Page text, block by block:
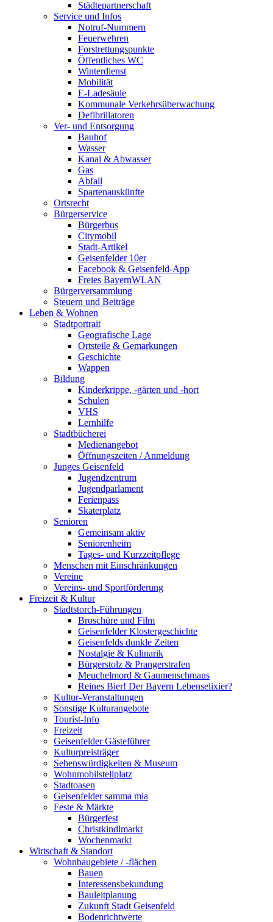
Städtepartnerschaft
Service und Infos
Notruf-Nummern
Feuerwehren
Forstrettungspunkte
Öffentliches WC
Winterdienst
Mobilität
E-Ladesäule
Kommunale Verkehrsüberwachung
Defibrillatoren
Ver- und Entsorgung
Bauhof
Wasser
Kanal & Abwasser
Gas
Abfall
Spartenauskünfte
Ortsrecht
Bürgerservice
Bürgerbus
Citymobil
Stadt-Artikel
Geisenfelder 10er
Facebook & Geisenfeld-App
Freies BayernWLAN
Bürgerversammlung
Steuern und Beiträge
Leben & Wohnen
Stadtportrait
Geografische Lage
Ortsteile & Gemarkungen
Geschichte
Wappen
Bildung
Kinderkrippe, -gärten und -hort
Schulen
VHS
Lernhilfe
Stadtbücherei
Medienangebot
Öffnungszeiten / Anmeldung
Junges Geisenfeld
Jugendzentrum
Jugendparlament
Ferienpass
Skaterplatz
Senioren
Gemeinsam aktiv
Seniorenheim
Tages- und Kurzzeitpflege
Menschen mit Einschränkungen
Vereine
Vereins- und Sportförderung
Freizeit & Kultur
Stadtstorch-Führungen
Broschüre und Film
Geisenfelder Klostergeschichte
Geisenfelds dunkle Zeiten
Nostalgie & Kulinarik
Bürgerstolz & Prangerstrafen
Meuchelmord & Gaumenschmaus
Reines Bier! Der Bayern Lebenselixier?
Kultur-Veranstaltungen
Sonstige Kulturangebote
Tourist-Info
Freizeit
Geisenfelder Gästeführer
Kulturpreisträger
Sehenswürdigkeiten & Museum
Wohnmobilstellplatz
Stadtoasen
Geisenfelder samma mia
Feste & Märkte
Bürgerfest
Christkindlmarkt
Wochenmarkt
Wirtschaft & Standort
Wohnbaugebiete / -flächen
Bauen
Interessensbekundung
Bauleitplanung
Zukunft Stadt Geisenfeld
Bodenrichtwerte